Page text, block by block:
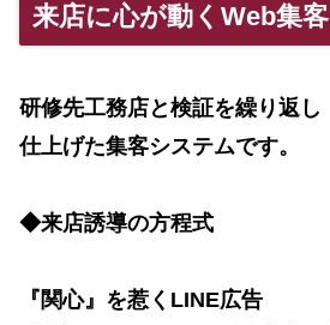
来店に心が動くWeb集客
研修先工務店と検証を繰り返し
仕上げた集客システムです。
◆来店誘導の方程式
『関心』を惹くLINE広告